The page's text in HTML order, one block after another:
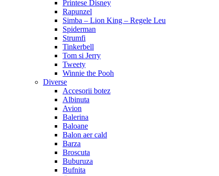
Printese Disney
Rapunzel
Simba – Lion King – Regele Leu
Spiderman
Strumfi
Tinkerbell
Tom si Jerry
Tweety
Winnie the Pooh
Diverse
Accesorii botez
Albinuta
Avion
Balerina
Baloane
Balon aer cald
Barza
Broscuta
Buburuza
Bufnita